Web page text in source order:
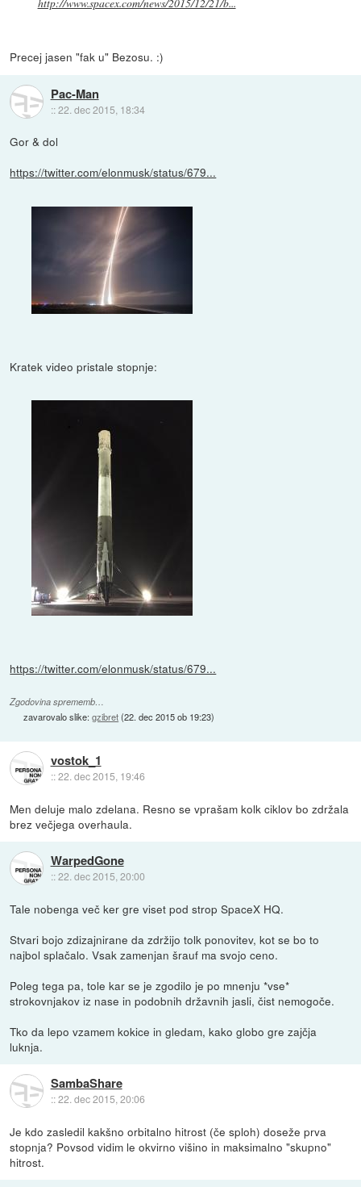
Precej jasen "fak u" Bezosu. :)
Pac-Man
::22. dec 2015, 18:34
Gor & dol
https://twitter.com/elonmusk/status/679...
Kratek video pristale stopnje:
https://twitter.com/elonmusk/status/679...
Zgodovina sprememb…
zavarovalo slike:gzibret(22. dec 2015 ob 19:23)
vostok_1
::22. dec 2015, 19:46
Men deluje malo zdelana. Resno se vprašam kolk ciklov bo zdržala
brez večjega overhaula.
WarpedGone
::22. dec 2015, 20:00
Tale nobenga več ker gre viset pod strop SpaceX HQ.
Stvari bojo zdizajnirane da zdržijo tolk ponovitev, kot se bo to
najbol splačalo. Vsak zamenjan šrauf ma svojo ceno.
Poleg tega pa, tole kar se je zgodilo je po mnenju *vse*
strokovnjakov iz nase in podobnih državnih jasli, čist nemogoče.
Tko da lepo vzamem kokice in gledam, kako globo gre zajčja
luknja.
SambaShare
::22. dec 2015, 20:06
Je kdo zasledil kakšno orbitalno hitrost (če sploh) doseže prva
stopnja? Povsod vidim le okvirno višino in maksimalno "skupno"
hitrost.